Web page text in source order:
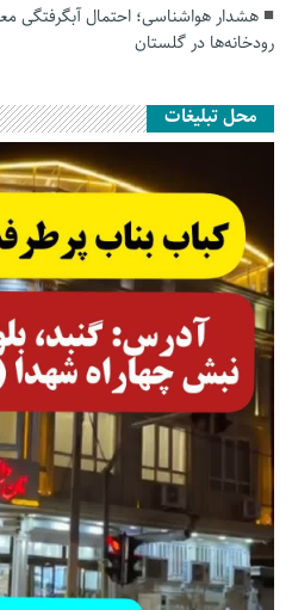
هشدار هواشناسی؛ احتمال آبگرفتگی
رودخانه‌ها در گلستان
محل تبلیغات